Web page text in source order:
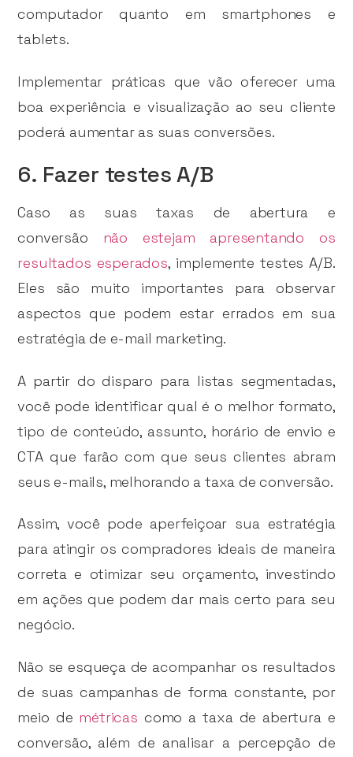
computador quanto em smartphones e
tablets.
Implementar práticas que vão oferecer uma
boa experiência e visualização ao seu cliente
poderá aumentar as suas conversões.
6. Fazer testes A/B
Caso as suas taxas de abertura e
conversão não estejam apresentando os
resultados esperados, implemente testes A/B.
Eles são muito importantes para observar
aspectos que podem estar errados em sua
estratégia de e-mail marketing.
A partir do disparo para listas segmentadas,
você pode identificar qual é o melhor formato,
tipo de conteúdo, assunto, horário de envio e
CTA que farão com que seus clientes abram
seus e-mails, melhorando a taxa de conversão.
Assim, você pode aperfeiçoar sua estratégia
para atingir os compradores ideais de maneira
correta e otimizar seu orçamento, investindo
em ações que podem dar mais certo para seu
negócio.
Não se esqueça de acompanhar os resultados
de suas campanhas de forma constante, por
meio de métricas como a taxa de abertura e
conversão, além de analisar a percepção de